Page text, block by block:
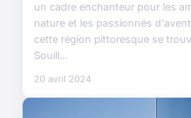
un cadre enchanteur pour les
nature et les passionnés
cette région pittoresque se
Souill...
20 avril 2024